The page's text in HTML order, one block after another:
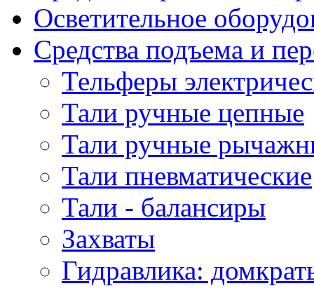
Осветительное
Средства подъема и
Тельферы
Тали ручные цепные
Тали ручные
Тали пневматические
Тали - балансиры
Захваты
Гидравлика: